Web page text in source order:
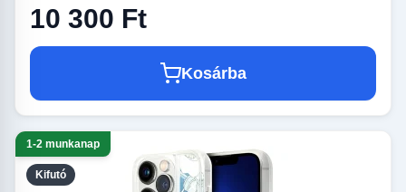
10 300 Ft
Kosárba
Kifutó
1-2 munkanap